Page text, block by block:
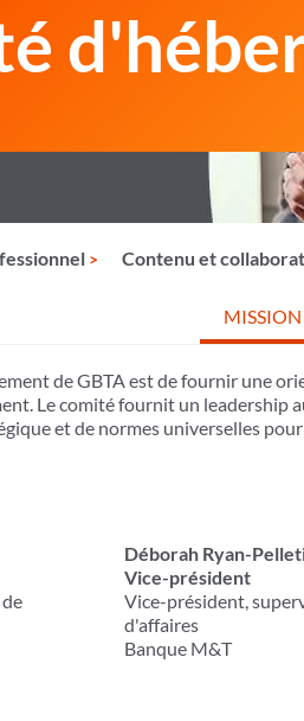
Contenu et
MISSION
de GBTA est de fournir une
Le comité fournit un leadership
et de normes universelles
Déborah Ryan-
Vice-président
Vice-président,
d'affaires
Banque M&T